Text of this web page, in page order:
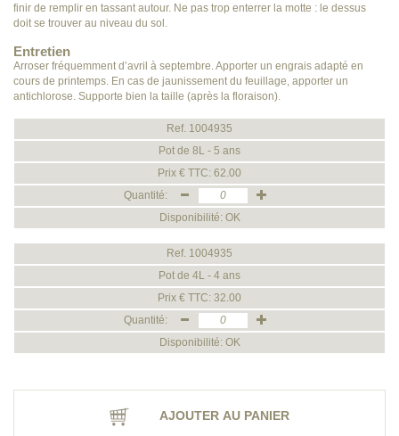
finir de remplir en tassant autour. Ne pas trop enterrer la motte : le dessus
doit se trouver au niveau du sol.
Entretien
Arroser fréquemment d’avril à septembre. Apporter un engrais adapté en
cours de printemps. En cas de jaunissement du feuillage, apporter un
antichlorose. Supporte bien la taille (après la floraison).
Ref. 1004935
Pot de 8L - 5 ans
Prix € TTC: 62.00
Quantité:
Disponibilité: OK
Ref. 1004935
Pot de 4L - 4 ans
Prix € TTC: 32.00
Quantité:
Disponibilité: OK
AJOUTER AU PANIER